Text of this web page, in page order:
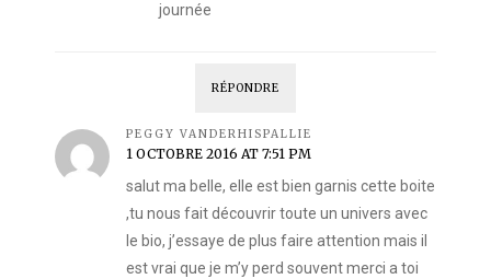
journée
RÉPONDRE
PEGGY VANDERHISPALLIE
1 OCTOBRE 2016 AT 7:51 PM
salut ma belle, elle est bien garnis cette boite
,tu nous fait découvrir toute un univers avec
le bio, j’essaye de plus faire attention mais il
est vrai que je m’y perd souvent merci a toi